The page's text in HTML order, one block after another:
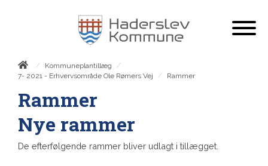
/ Kommuneplantillæg
/
7- 2021 - Erhvervsområde Ole Rømers Vej
/ Rammer
Rammer
Nye rammer
De efterfølgende rammer bliver udlagt i tillægget.